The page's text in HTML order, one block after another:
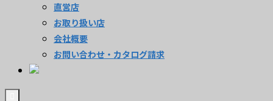
直営店
お取り扱い店
会社概要
お問い合わせ・カタログ請求